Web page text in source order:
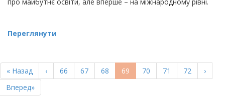
Переглянути
НА
СТОРІНКИ
Перша
сторінка
« Назад
Попередня
сторінка
‹ Page
66 Page
67 Page
68
Поточна
сторінка
69 Page
70 Page
71 Page
72
›
Остання
сторінка
Вперед»